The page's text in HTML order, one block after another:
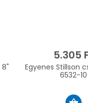
5.305
Egyenes Stillson
6532-10